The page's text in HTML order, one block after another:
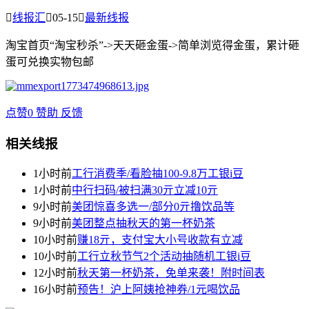
线报汇05-15最新线报
淘宝首页“淘宝秒杀”->天天砸金蛋->简单浏览得金蛋，累计砸
蛋可兑换实物包邮
点赞0 赞助 反馈
相关线报
1小时前工行消费季/看脸抽100-9.8万工银i豆
1小时前中行扫码/被扫满30亓立减10亓
9小时前美团惊喜多选一/部分0亓撸饮品等
9小时前美团整点抽秋天的第一杯奶茶
10小时前赚18亓，支付宝大小号收款有立减
10小时前工行立秋节气2个活动抽随机工银i豆
12小时前秋天第一杯奶茶，免单来袭！附时间表
16小时前预告！沪上阿姨抢神券/1元喝饮品